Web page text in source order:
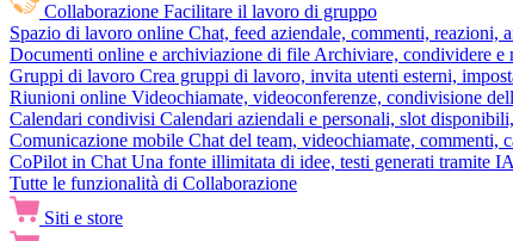
Collaborazione Facilitare il lavoro di gruppo
Spazio di lavoro online Chat, feed aziendale, commenti, reazioni,
Documenti online e archiviazione di file Archiviare, condividere e
Gruppi di lavoro Crea gruppi di lavoro, invita utenti esterni,
Riunioni online Videochiamate, videoconferenze, condivisione
Calendari condivisi Calendari aziendali e personali, slot
Comunicazione mobile Chat del team, videochiamate, commenti,
CoPilot in Chat Una fonte illimitata di idee, testi generati tramite
Tutte le funzionalità di Collaborazione
Siti e store